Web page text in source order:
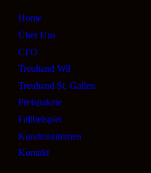
Home
Über Uns
CFO
Treuhand Wil
Treuhand St. Gallen
Preispakete
Fallbeispiel
Kundenstimmen
Kontakt